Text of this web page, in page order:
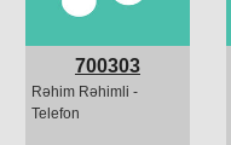
700303
Rəhim Rəhimli -
Telefon